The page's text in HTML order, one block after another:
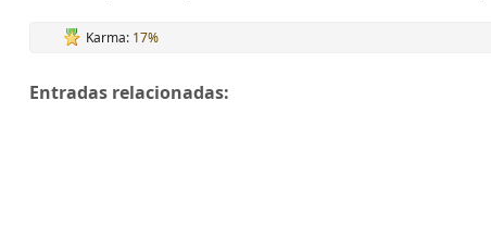
Karma: 17%
Entradas relacionadas: